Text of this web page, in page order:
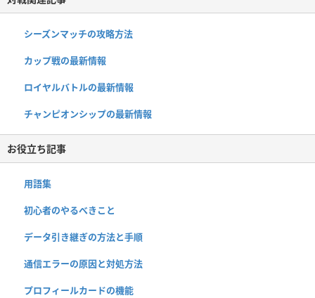
シーズンマッチの攻略方法
カップ戦の最新情報
ロイヤルバトルの最新情報
チャンピオンシップの最新情報
お役立ち記事
用語集
初心者のやるべきこと
データ引き継ぎの方法と手順
通信エラーの原因と対処方法
プロフィールカードの機能